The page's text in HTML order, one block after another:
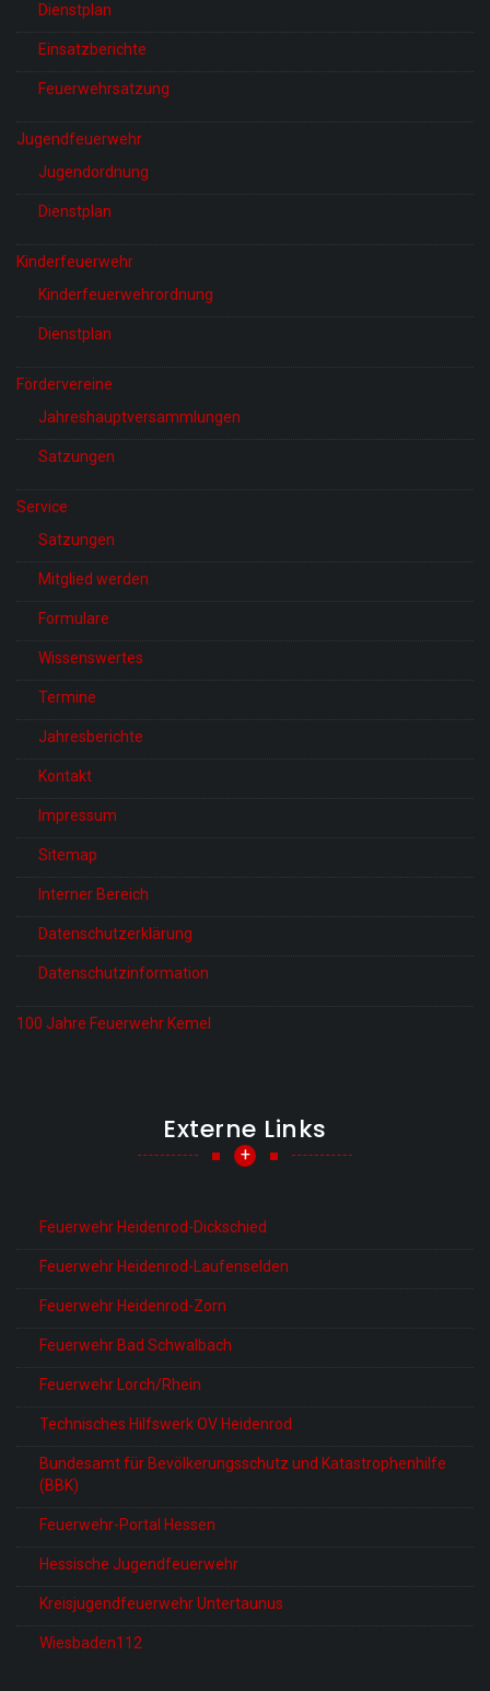
Dienstplan
Einsatzberichte
Feuerwehrsatzung
Jugendfeuerwehr
Jugendordnung
Dienstplan
Kinderfeuerwehr
Kinderfeuerwehrordnung
Dienstplan
Fördervereine
Jahreshauptversammlungen
Satzungen
Service
Satzungen
Mitglied werden
Formulare
Wissenswertes
Termine
Jahresberichte
Kontakt
Impressum
Sitemap
Interner Bereich
Datenschutzerklärung
Datenschutzinformation
100 Jahre Feuerwehr Kemel
Externe Links
+
Feuerwehr Heidenrod-Dickschied
Feuerwehr Heidenrod-Laufenselden
Feuerwehr Heidenrod-Zorn
Feuerwehr Bad Schwalbach
Feuerwehr Lorch/Rhein
Technisches Hilfswerk OV Heidenrod
Bundesamt für Bevölkerungsschutz und Katastrophenhilfe
(BBK)
Feuerwehr-Portal Hessen
Hessische Jugendfeuerwehr
Kreisjugendfeuerwehr Untertaunus
Wiesbaden112